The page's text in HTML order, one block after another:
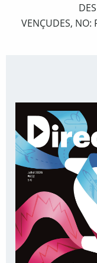
VENÇUDES, NO: